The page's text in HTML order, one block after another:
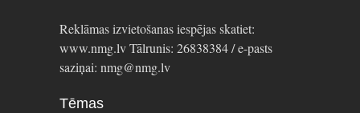
Reklāmas izvietošanas iespējas skatiet:
www.nmg.lv Tālrunis: 26838384 / e-pasts
saziņai: nmg@nmg.lv
Tēmas